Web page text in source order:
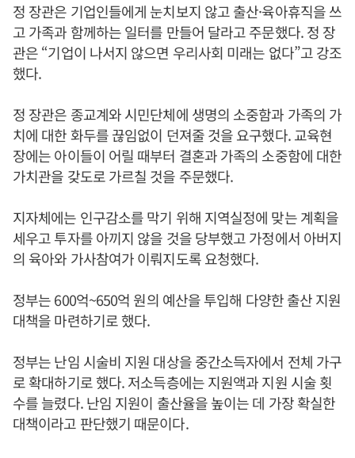
정 장관은 기업인들에게 눈치보지 않고 출산·육아휴직을 쓰
고 가족과 함께하는 일터를 만들어 달라고 주문했다. 정 장
관은 “기업이 나서지 않으면 우리사회 미래는 없다”고 강조
했다.
정 장관은 종교계와 시민단체에 생명의 소중함과 가족의 가
치에 대한 화두를 끊임없이 던져줄 것을 요구했다. 교육현
장에는 아이들이 어릴 때부터 결혼과 가족의 소중함에 대한
가치관을 갖도로 가르칠 것을 주문했다.
지자체에는 인구감소를 막기 위해 지역실정에 맞는 계획을
세우고 투자를 아끼지 않을 것을 당부했고 가정에서 아버지
의 육아와 가사참여가 이뤄지도록 요청했다.
정부는 600억~650억 원의 예산을 투입해 다양한 출산 지원
대책을 마련하기로 했다.
정부는 난임 시술비 지원 대상을 중간소득자에서 전체 가구
로 확대하기로 했다. 저소득층에는 지원액과 지원 시술 횟
수를 늘렸다. 난임 지원이 출산율을 높이는 데 가장 확실한
대책이라고 판단했기 때문이다.